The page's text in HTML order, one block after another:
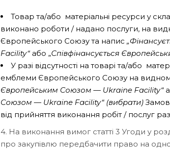
Товар та/або матеріальні ресурси у
виконано роботи / надано послуги, на
Європейського Союзу та напис
Facility“або „Співфінансується
У разі відсутності на товарі та/або
емблеми Європейського Союзу на
Європейським Союзом — Ukraine Facility“
Союзом — Ukraine Facility“ (вибрати)
від прийняття виконання робіт / послуг
4. На виконання вимог статті 3 Угоди у
про закупівлю передбачити право на